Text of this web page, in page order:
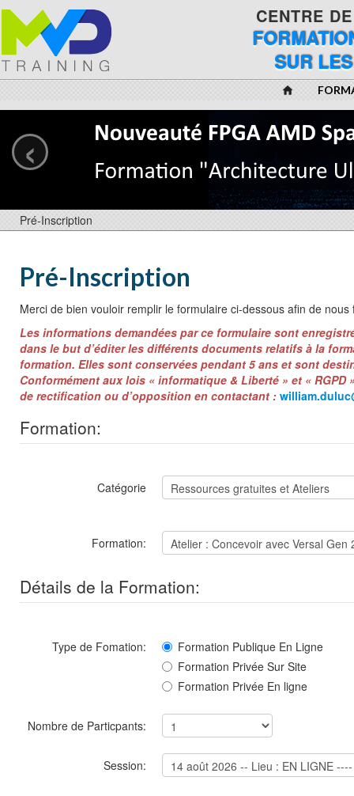
CENTRE
SUR
‹
Pré-Inscription
Pré-Inscription
Merci de bien vouloir remplir le formulaire ci-dessous afin de
Les informations demandées par ce formulaire sont
dans le but d’éditer les différents documents relatifs à la
formation. Elles sont conservées pendant 5 ans et sont
Conformément aux lois « informatique & Liberté » et «
de rectification ou d’opposition en contactant :
Formation:
Catégorie
Formation:
Détails de la Formation:
Type de Fomation:
Formation Publique En Ligne
Formation Privée Sur Site
Formation Privée En ligne
Nombre de Particpants:
Session: